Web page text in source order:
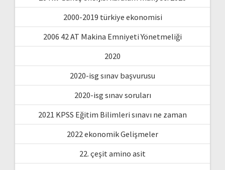
2000-2019 türkiye ekonomisi
2006 42 AT Makina Emniyeti Yönetmeliği
2020
2020-isg sınav başvurusu
2020-isg sınav soruları
2021 KPSS Eğitim Bilimleri sınavı ne zaman
2022 ekonomik Gelişmeler
22. çeşit amino asit